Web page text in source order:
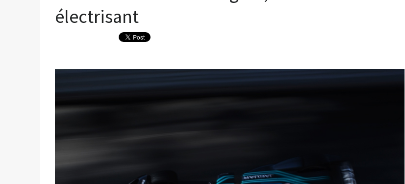
électrisant